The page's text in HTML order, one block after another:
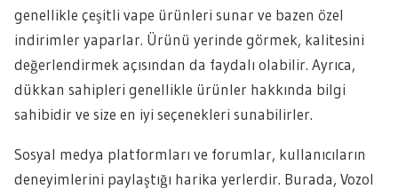
genellikle çeşitli vape ürünleri sunar ve bazen özel
indirimler yaparlar. Ürünü yerinde görmek, kalitesini
değerlendirmek açısından da faydalı olabilir. Ayrıca,
dükkan sahipleri genellikle ürünler hakkında bilgi
sahibidir ve size en iyi seçenekleri sunabilirler.
Sosyal medya platformları ve forumlar, kullanıcıların
deneyimlerini paylaştığı harika yerlerdir. Burada, Vozol